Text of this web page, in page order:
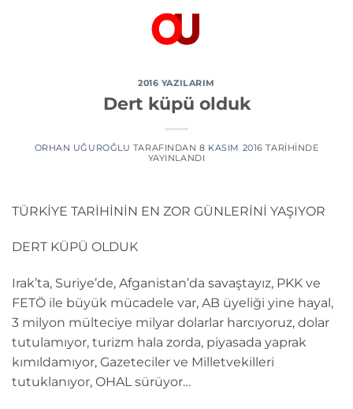
2016 YAZILARIM
Dert küpü olduk
ORHAN UĞUROĞLU TARAFINDAN 8 KASIM 2016 TARIHINDE
YAYINLANDI
TÜRKİYE TARİHİNİN EN ZOR GÜNLERİNİ YAŞIYOR
DERT KÜPÜ OLDUK
Irak’ta, Suriye’de, Afganistan’da savaştayız, PKK ve
FETÖ ile büyük mücadele var, AB üyeliği yine hayal,
3 milyon mülteciye milyar dolarlar harcıyoruz, dolar
tutulamıyor, turizm hala zorda, piyasada yaprak
kımıldamıyor, Gazeteciler ve Milletvekilleri
tutuklanıyor, OHAL sürüyor…